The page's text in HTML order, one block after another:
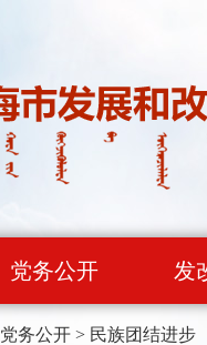
党务公开 发
党务公开 > 民族团结进步